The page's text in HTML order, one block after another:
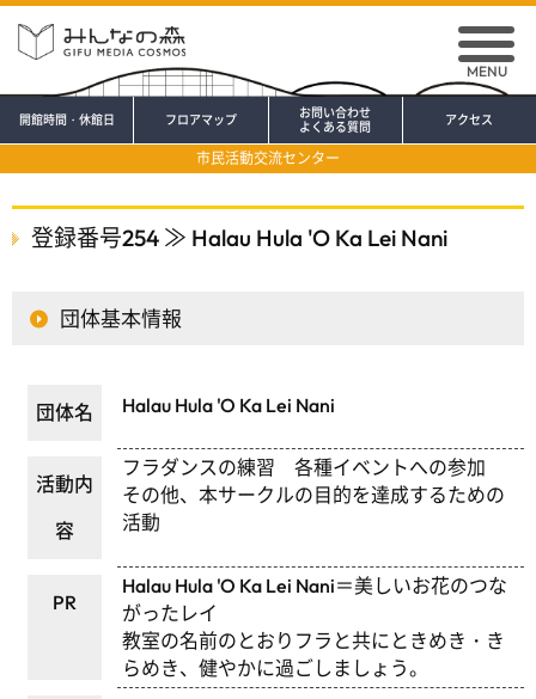
アクセス
開館時間・休館日 フロアマップ
お問い合わせ
よくある質問
市民活動交流センター
MENU
登録番号254 ≫ Halau Hula 'O Ka Lei Nani
団体基本情報
団体名 Halau Hula 'O Ka Lei Nani
活動内
容
フラダンスの練習 各種イベントへの参加
その他、本サークルの目的を達成するための
活動
PR
Halau Hula 'O Ka Lei Nani＝美しいお花のつな
がったレイ
教室の名前のとおりフラと共にときめき・き
らめき、健やかに過ごしましょう。